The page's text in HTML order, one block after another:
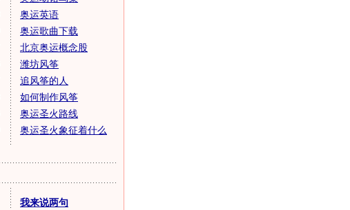
奥运英语
奥运歌曲下载
北京奥运概念股
潍坊风筝
追风筝的人
如何制作风筝
奥运圣火路线
奥运圣火象征着什么
我来说两句